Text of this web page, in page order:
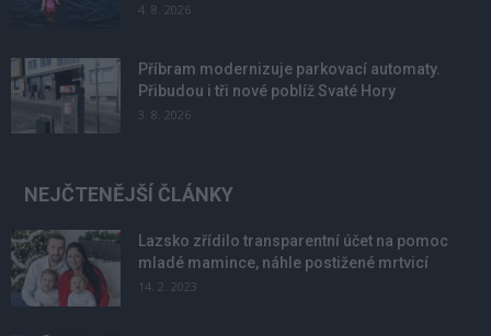
4. 8. 2026
Příbram modernizuje parkovací automaty.
Přibudou i tři nové poblíž Svaté Hory
3. 8. 2026
NEJČTENĚJŠÍ ČLÁNKY
Lazsko zřídilo transparentní účet na pomoc
mladé mamince, náhle postižené mrtvicí
14. 2. 2023